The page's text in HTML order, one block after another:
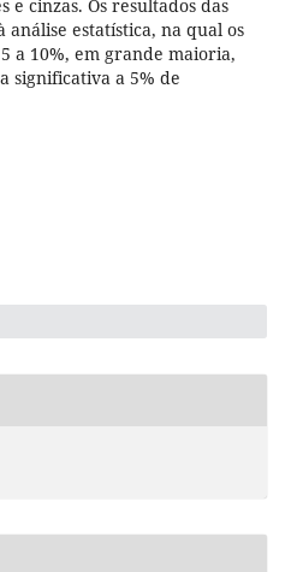
e cinzas. Os resultados das
análise estatística, na qual os
a 10%, em grande maioria,
significativa a 5% de